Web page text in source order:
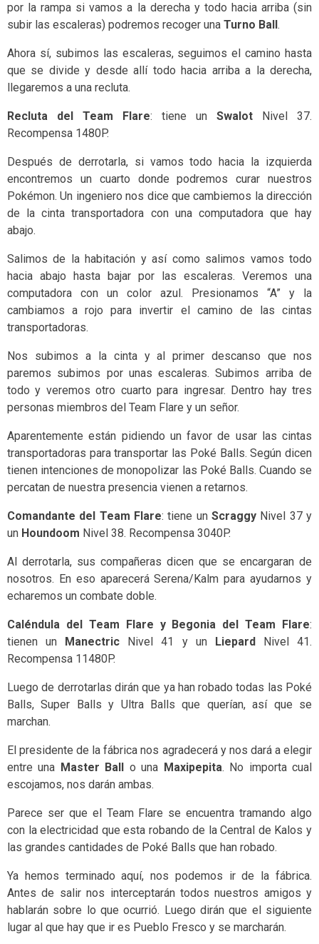
por la rampa si vamos a la derecha y todo hacia arriba (sin
subir las escaleras) podremos recoger una Turno Ball.
Ahora sí, subimos las escaleras, seguimos el camino hasta
que se divide y desde allí todo hacia arriba a la derecha,
llegaremos a una recluta.
Recluta del Team Flare: tiene un Swalot Nivel 37.
Recompensa 1480P.
Después de derrotarla, si vamos todo hacia la izquierda
encontremos un cuarto donde podremos curar nuestros
Pokémon. Un ingeniero nos dice que cambiemos la dirección
de la cinta transportadora con una computadora que hay
abajo.
Salimos de la habitación y así como salimos vamos todo
hacia abajo hasta bajar por las escaleras. Veremos una
computadora con un color azul. Presionamos “A” y la
cambiamos a rojo para invertir el camino de las cintas
transportadoras.
Nos subimos a la cinta y al primer descanso que nos
paremos subimos por unas escaleras. Subimos arriba de
todo y veremos otro cuarto para ingresar. Dentro hay tres
personas miembros del Team Flare y un señor.
Aparentemente están pidiendo un favor de usar las cintas
transportadoras para transportar las Poké Balls. Según dicen
tienen intenciones de monopolizar las Poké Balls. Cuando se
percatan de nuestra presencia vienen a retarnos.
Comandante del Team Flare: tiene un Scraggy Nivel 37 y
un Houndoom Nivel 38. Recompensa 3040P.
Al derrotarla, sus compañeras dicen que se encargaran de
nosotros. En eso aparecerá Serena/Kalm para ayudarnos y
echaremos un combate doble.
Caléndula del Team Flare y Begonia del Team Flare:
tienen un Manectric Nivel 41 y un LiepardNivel 41.
Recompensa 11480P.
Luego de derrotarlas dirán que ya han robado todas las Poké
Balls, Super Balls y Ultra Balls que querían, así que se
marchan.
El presidente de la fábrica nos agradecerá y nos dará a elegir
entre una Master Ball o una Maxipepita. No importa cual
escojamos, nos darán ambas.
Parece ser que el Team Flare se encuentra tramando algo
con la electricidad que esta robando de la Central de Kalos y
las grandes cantidades de Poké Balls que han robado.
Ya hemos terminado aquí, nos podemos ir de la fábrica.
Antes de salir nos interceptarán todos nuestros amigos y
hablarán sobre lo que ocurrió. Luego dirán que el siguiente
lugar al que hay que ir es Pueblo Fresco y se marcharán.